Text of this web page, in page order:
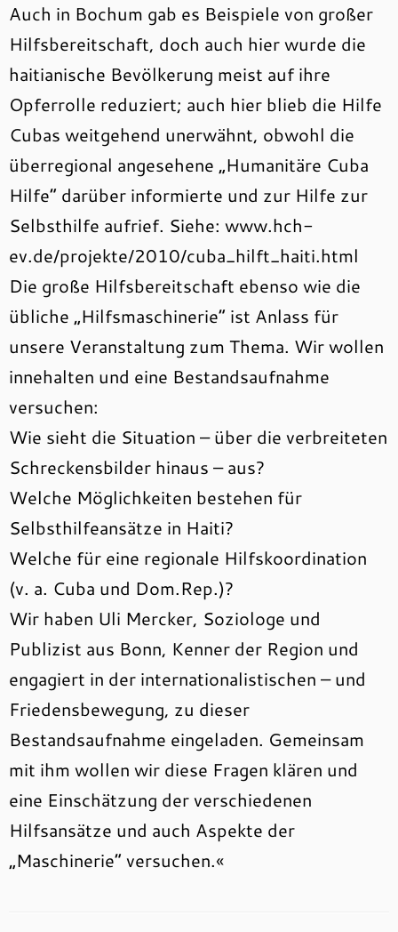
Auch in Bochum gab es Beispiele von großer
Hilfsbereitschaft, doch auch hier wurde die
haitianische Bevölkerung meist auf ihre
Opferrolle reduziert; auch hier blieb die Hilfe
Cubas weitgehend unerwähnt, obwohl die
überregional angesehene „Humanitäre Cuba
Hilfe“ darüber informierte und zur Hilfe zur
Selbsthilfe aufrief. Siehe: www.hch-
ev.de/projekte/2010/cuba_hilft_haiti.html
Die große Hilfsbereitschaft ebenso wie die
übliche „Hilfsmaschinerie“ ist Anlass für
unsere Veranstaltung zum Thema. Wir wollen
innehalten und eine Bestandsaufnahme
versuchen:
Wie sieht die Situation – über die verbreiteten
Schreckensbilder hinaus – aus?
Welche Möglichkeiten bestehen für
Selbsthilfeansätze in Haiti?
Welche für eine regionale Hilfskoordination
(v. a. Cuba und Dom.Rep.)?
Wir haben Uli Mercker, Soziologe und
Publizist aus Bonn, Kenner der Region und
engagiert in der internationalistischen – und
Friedensbewegung, zu dieser
Bestandsaufnahme eingeladen. Gemeinsam
mit ihm wollen wir diese Fragen klären und
eine Einschätzung der verschiedenen
Hilfsansätze und auch Aspekte der
„Maschinerie“ versuchen.«